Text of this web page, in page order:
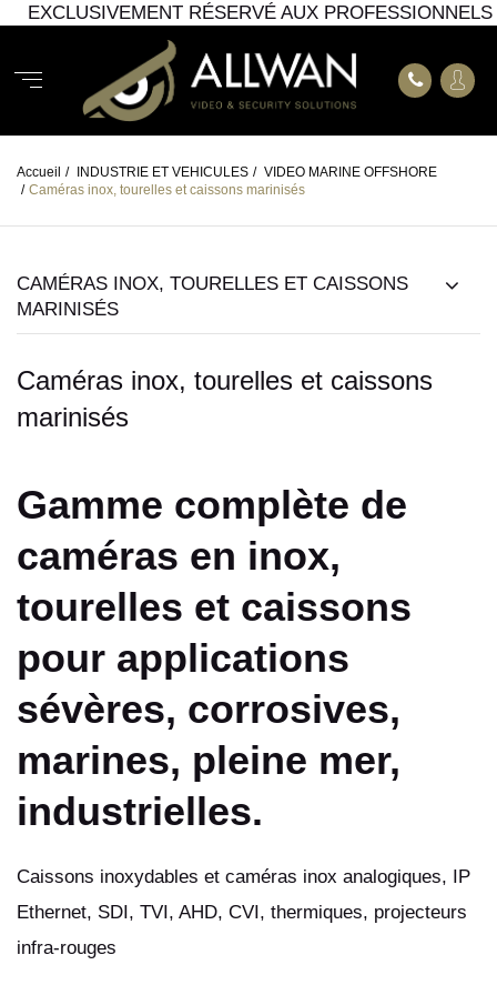
EXCLUSIVEMENT RÉSERVÉ AUX PROFESSIONNELS
Accueil / INDUSTRIE ET VEHICULES / VIDEO MARINE OFFSHORE
/ Caméras inox, tourelles et caissons marinisés
CAMÉRAS INOX, TOURELLES ET CAISSONS
MARINISÉS
Caméras inox, tourelles et caissons
marinisés
Gamme complète de
caméras en inox,
tourelles et caissons
pour applications
sévères, corrosives,
marines, pleine mer,
industrielles.
Caissons inoxydables et caméras inox analogiques, IP
Ethernet, SDI, TVI, AHD, CVI, thermiques, projecteurs
infra-rouges